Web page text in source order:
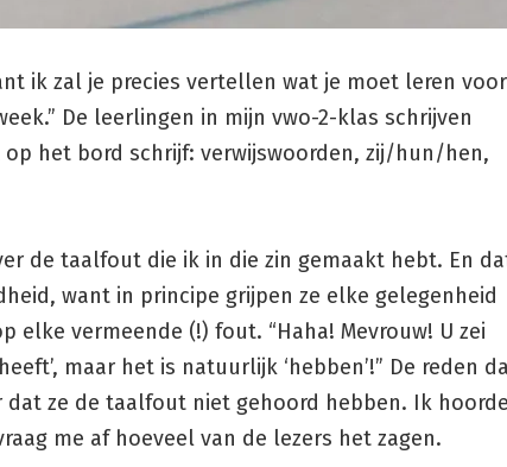
ik zal je precies vertellen wat je moet leren voor
De leerlingen in mijn vwo-2-klas schrijven
het bord schrijf: verwijswoorden, zij/hun/hen,
de taalfout die ik in die zin gemaakt hebt. En
want in principe grijpen ze elke gelegenheid
elke vermeende (!) fout. “Haha! Mevrouw! U zei
maar het is natuurlijk ‘hebben’!” De reden
dat ze de taalfout niet gehoord hebben. Ik hoorde
me af hoeveel van de lezers het zagen.